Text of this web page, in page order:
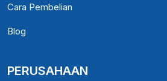
Cara Pembelian
Blog
PERUSAHAAN